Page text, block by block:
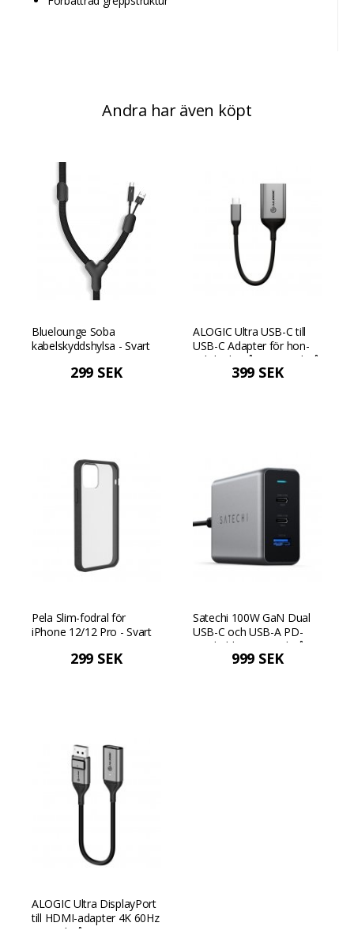
Andra har även köpt
Bluelounge Soba
kabelskyddshylsa - Svart
299 SEK
ALOGIC Ultra USB-C till
USB-C Adapter för hon-
och ljudutgång - Rymdgrå
399 SEK
Pela Slim-fodral för
iPhone 12/12 Pro - Svart
299 SEK
Satechi 100W GaN Dual
USB-C och USB-A PD-
reseladdare - Rymdgrå
999 SEK
ALOGIC Ultra DisplayPort
till HDMI-adapter 4K 60Hz